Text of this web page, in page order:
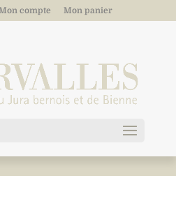
compte Mon panier